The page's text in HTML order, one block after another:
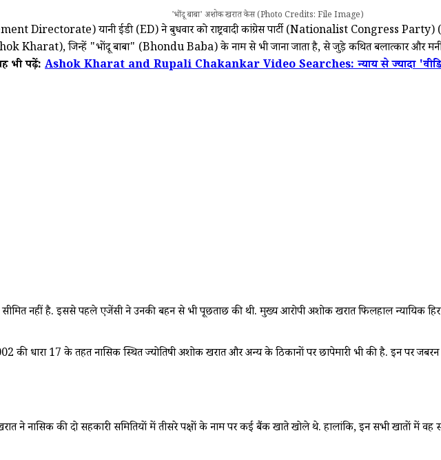
'भोंदू बाबा' अशोक खरात केस (Photo Credits: File Image)
Directorate) यानी ईडी (ED) ने बुधवार को राष्ट्रवादी कांग्रेस पार्टी (Nationalist Congress
Kharat), जिन्हें "भोंदू बाबा" (Bhondu Baba) के नाम से भी जाना जाता है, से जुड़े कथित बलात्कार और मनी
भी पढ़ें: Ashok Kharat and Rupali Chakankar Video Searches: न्याय से ज्यादा
नहीं है. इससे पहले एजेंसी ने उनकी बहन से भी पूछताछ की थी. मुख्य आरोपी अशोक खरात फिलहाल न्यायिक
की धारा 17 के तहत नासिक स्थित ज्योतिषी अशोक खरात और अन्य के ठिकानों पर छापेमारी भी की है. इन पर
ने नासिक की दो सहकारी समितियों में तीसरे पक्षों के नाम पर कई बैंक खाते खोले थे. हालांकि, इन सभी खातों में